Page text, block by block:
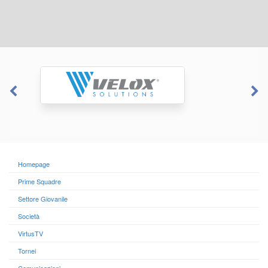
Homepage
Prime Squadre
Settore Giovanile
Società
VirtusTV
Tornei